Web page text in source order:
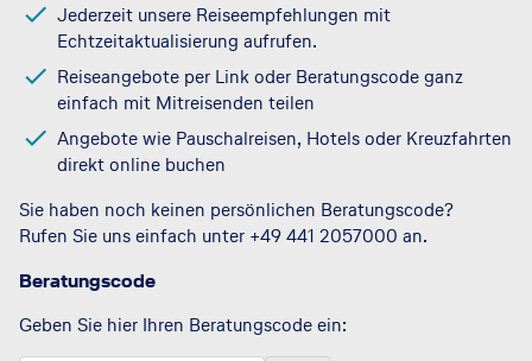
Jederzeit unsere Reiseempfehlungen mit
Echtzeitaktualisierung aufrufen.
Reiseangebote per Link oder Beratungscode ganz
einfach mit Mitreisenden teilen
Angebote wie Pauschalreisen, Hotels oder Kreuzfahrten
direkt online buchen
Sie haben noch keinen persönlichen Beratungscode?
Rufen Sie uns einfach unter +49 441 2057000 an.
Beratungscode
Geben Sie hier Ihren Beratungscode ein: